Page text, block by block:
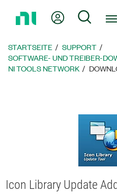
zur
Mein KontoSuche
STARTSEITE
SUPPORT
SOFTWARE- UND TREIBER-
NI TOOLS NETWORK
Icon Library Update